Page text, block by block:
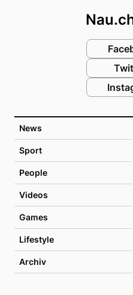
News
Sport
People
Videos
Games
Lifestyle
Archiv